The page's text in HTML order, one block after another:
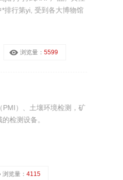
排行第yi, 受到各大博物馆
浏览量： 5599
）、土壤环境检测，矿
检测设备。
浏览量： 4115